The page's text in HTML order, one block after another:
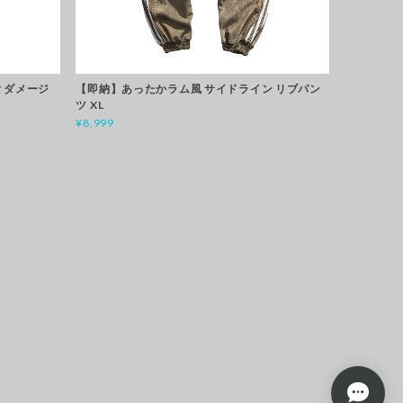
ダメージ
【即納】あったかラム風 サイドライン リブパン
ツ XL
¥8,999